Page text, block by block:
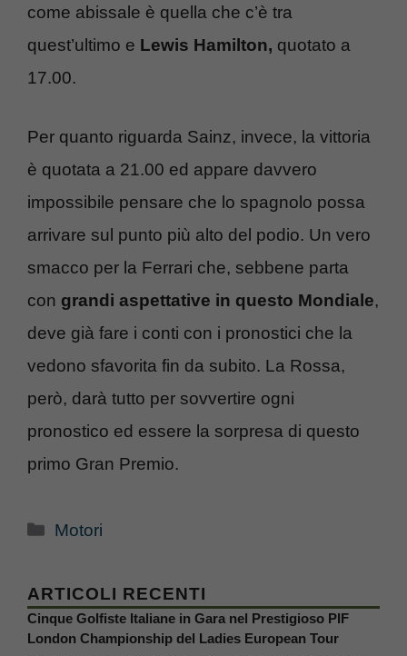
come abissale è quella che c’è tra
quest’ultimo e Lewis Hamilton, quotato a
17.00.
Per quanto riguarda Sainz, invece, la vittoria
è quotata a 21.00 ed appare davvero
impossibile pensare che lo spagnolo possa
arrivare sul punto più alto del podio. Un vero
smacco per la Ferrari che, sebbene parta
con grandi aspettative in questo Mondiale,
deve già fare i conti con i pronostici che la
vedono sfavorita fin da subito. La Rossa,
però, darà tutto per sovvertire ogni
pronostico ed essere la sorpresa di questo
primo Gran Premio.
Categorie
Motori
ARTICOLI RECENTI
Cinque Golfiste Italiane in Gara nel Prestigioso PIF
London Championship del Ladies European Tour